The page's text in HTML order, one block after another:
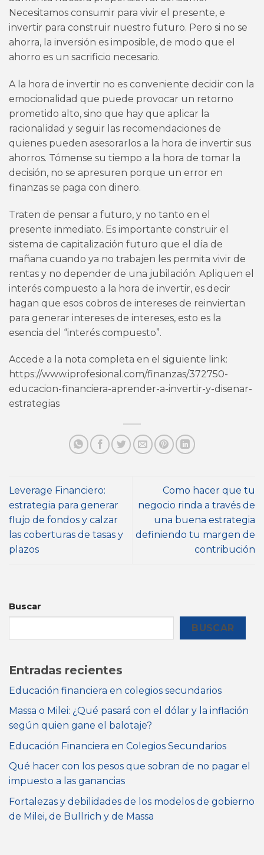
Necesitamos consumir para vivir el presente, e
invertir para construir nuestro futuro. Pero si no se
ahorra, la inversión es imposible, de modo que el
ahorro es un sacrificio necesario.
A la hora de invertir no es conveniente decidir con la
emocionalidad que puede provocar un retorno
prometido alto, sino que hay que aplicar la
racionalidad y seguir las recomendaciones de
quienes pueden asesorarlos a la hora de invertir sus
ahorros. Tómense su tiempo a la hora de tomar la
decisión, no se apresuren porque un error en
finanzas se paga con dinero.
Traten de pensar a futuro, y no tanto en el
presente inmediato. Es importante construir el
sistema de capitalización futuro que el día de
mañana cuando ya no trabajen les permita vivir de
rentas y no depender de una jubilación. Apliquen el
interés compuesto a la hora de invertir, es decir
hagan que esos cobros de intereses de reinviertan
para generar intereses de intereses, esto es la
esencia del “interés compuesto”.
Accede a la nota completa en el siguiente link:
https://www.iprofesional.com/finanzas/372750-
educacion-financiera-aprender-a-invertir-y-disenar-
estrategias
Leverage Financiero:
estrategia para generar
flujo de fondos y calzar
las coberturas de tasas y
plazos
Como hacer que tu
negocio rinda a través de
una buena estrategia
definiendo tu margen de
contribución
Buscar
BUSCAR
Entradas recientes
Educación financiera en colegios secundarios
Massa o Milei: ¿Qué pasará con el dólar y la inflación
según quien gane el balotaje?
Educación Financiera en Colegios Secundarios
Qué hacer con los pesos que sobran de no pagar el
impuesto a las ganancias
Fortalezas y debilidades de los modelos de gobierno
de Milei, de Bullrich y de Massa